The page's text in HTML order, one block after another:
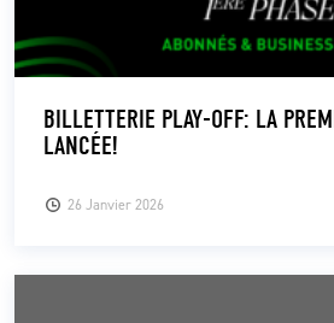
26 Janvier 2026
BILLETTERIE PLAY-OFF: LA
LANCÉE!